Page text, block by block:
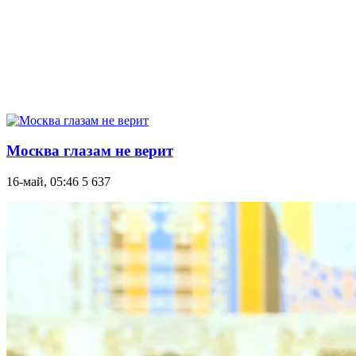
Москва глазам не верит
16-май, 05:46 5 637